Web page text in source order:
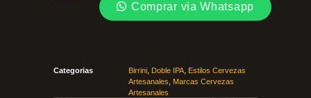
Comprar via Whatsapp
Categorias Birrini Doble IPA Estilos Cervezas
Artesanales
Marcas Cervezas
Artesanales